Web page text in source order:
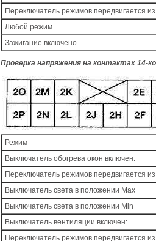
Переключатель режимов передвигается
Любой режим
Зажигание включено
Проверка напряжения на контактах 14-
Режим
Выключатель обогрева окон включен:
Переключатель режимов передвигается
Выключатель света в положении Mах
Выключатель света в положении Min
Выключатель вентиляции включен:
Переключатель режимов передвигается